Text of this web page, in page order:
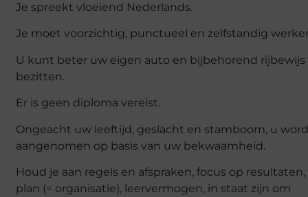
Je spreekt vloeiend Nederlands.
Je moet voorzichtig, punctueel en zelfstandig
U kunt beter uw eigen auto en bijbehorend rijbewijs
bezitten.
Er is geen diploma vereist.
Ongeacht uw leeftijd, geslacht en stamboom, u
aangenomen op basis van uw bekwaamheid.
Houd je aan regels en afspraken, focus op resultaten,
plan (= organisatie), leervermogen, in staat zijn om